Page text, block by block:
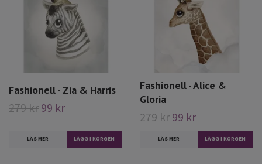
Fashionell - Zia & Harris
279 kr 99 kr
LÄS MER
Fashionell - Alice &
Gloria
279 kr 99 kr
LÄS MER